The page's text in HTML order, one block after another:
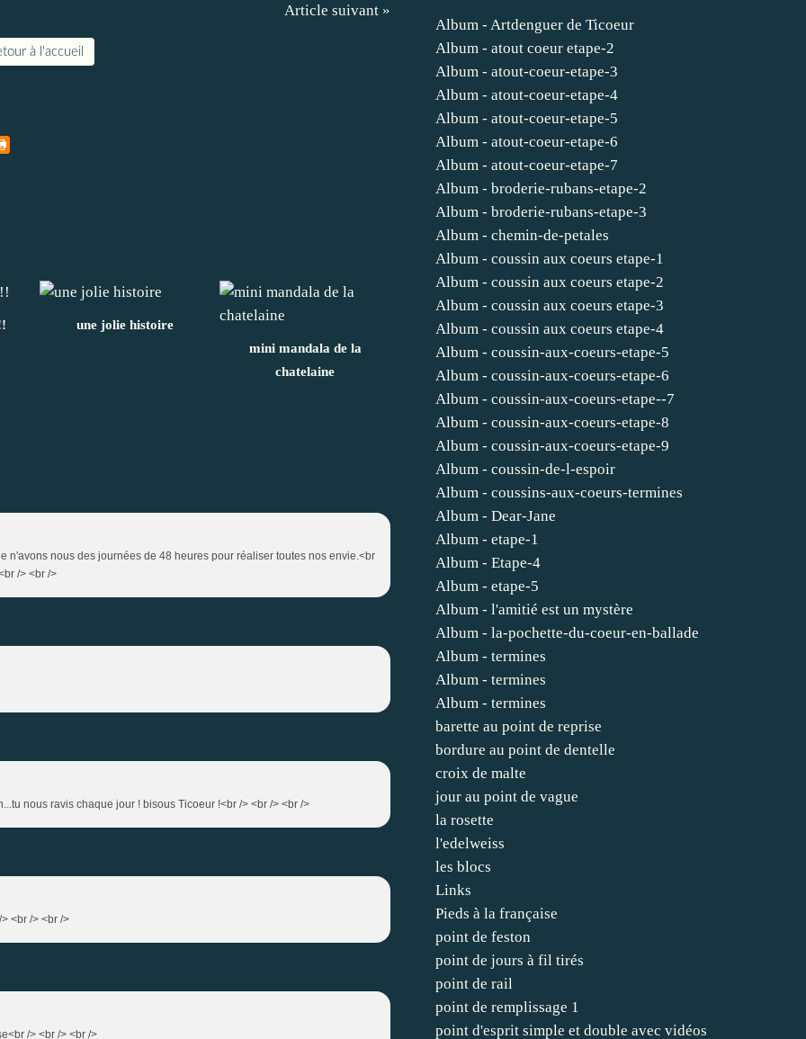
Article suivant »
à l'accueil
une jolie histoire
mini mandala de la
chatelaine
n'avons nous des journées de 48 heures pour réaliser toutes nos envie.<br
/> <br />
nous ravis chaque jour ! bisous Ticoeur !<br /> <br /> <br />
<br /> <br />
/> <br /> <br />
Album - Artdenguer de Ticoeur
Album - atout coeur etape-2
Album - atout-coeur-etape-3
Album - atout-coeur-etape-4
Album - atout-coeur-etape-5
Album - atout-coeur-etape-6
Album - atout-coeur-etape-7
Album - broderie-rubans-etape-2
Album - broderie-rubans-etape-3
Album - chemin-de-petales
Album - coussin aux coeurs etape-1
Album - coussin aux coeurs etape-2
Album - coussin aux coeurs etape-3
Album - coussin aux coeurs etape-4
Album - coussin-aux-coeurs-etape-5
Album - coussin-aux-coeurs-etape-6
Album - coussin-aux-coeurs-etape--7
Album - coussin-aux-coeurs-etape-8
Album - coussin-aux-coeurs-etape-9
Album - coussin-de-l-espoir
Album - coussins-aux-coeurs-termines
Album - Dear-Jane
Album - etape-1
Album - Etape-4
Album - etape-5
Album - l'amitié est un mystère
Album - la-pochette-du-coeur-en-ballade
Album - termines
Album - termines
Album - termines
barette au point de reprise
bordure au point de dentelle
croix de malte
jour au point de vague
la rosette
l'edelweiss
les blocs
Links
Pieds à la française
point de feston
point de jours à fil tirés
point de rail
point de remplissage 1
point d'esprit simple et double avec vidéos